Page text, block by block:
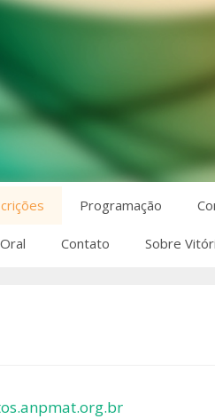
Programação
Contato Sobre